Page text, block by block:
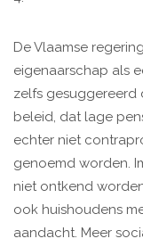
De Vlaamse
eigenaarschap als
zelfs gesuggereerd
beleid, dat lage
echter niet
genoemd worden.
niet ontkend
ook huishoudens
aandacht. Meer